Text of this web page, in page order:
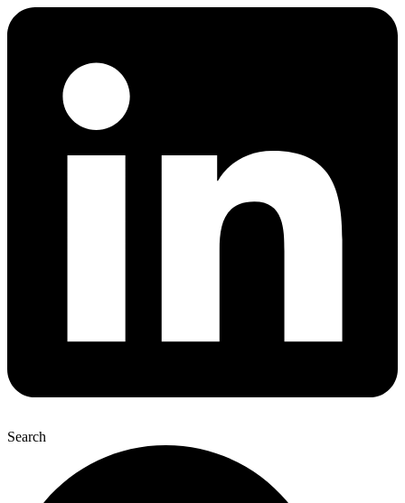
Search